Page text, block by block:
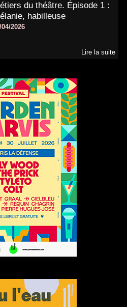
du théâtre. Épisode 1 :
habilleuse
04/2026
Lire la suite